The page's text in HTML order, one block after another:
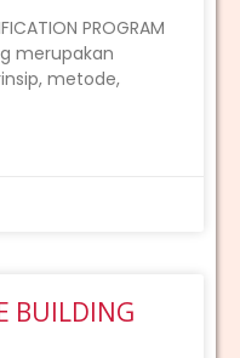
PROGRAM
merupakan
metode,
BUILDING